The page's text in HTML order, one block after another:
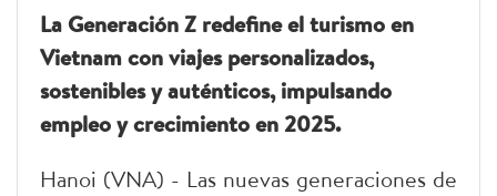
La Generación Z redefine el turismo en
Vietnam con viajes personalizados,
sostenibles y auténticos, impulsando
empleo y crecimiento en 2025.
Hanoi (VNA) - Las nuevas generaciones de